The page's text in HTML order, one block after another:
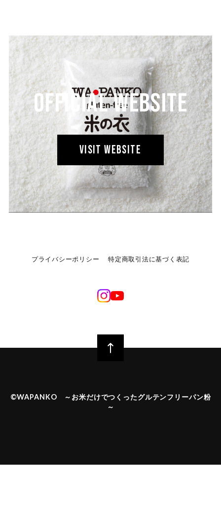
OFFICIAL WEBSITE
VISIT WEBSITE
プライバシーポリシー 特定商取引法に基づく表記
©︎WAPANKO ～お米だけでつくったグルテンフリーパン粉
～